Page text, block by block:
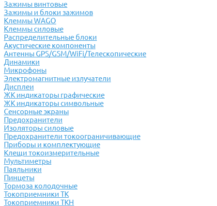
Зажимы винтовые
Зажимы и блоки зажимов
Клеммы WAGO
Клеммы силовые
Распределительные блоки
Акустические компоненты
Антенны GPS/GSM/WiFi/Телескопические
Динамики
Микрофоны
Электромагнитные излучатели
Дисплеи
ЖК индикаторы графические
ЖК индикаторы символьные
Сенсорные экраны
Предохранители
Изоляторы силовые
Предохранители токоограничивающие
Приборы и комплектующие
Клещи токоизмерительные
Мультиметры
Паяльники
Пинцеты
Тормоза колодочные
Токоприемники ТК
Токоприемники ТКН